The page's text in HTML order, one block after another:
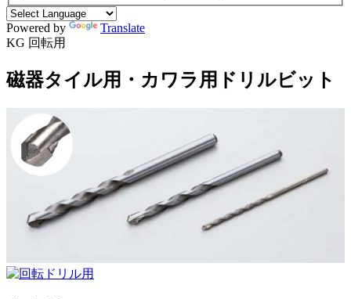
Powered by
Translate
KG 回転用
磁器タイル用・カワラ用ドリルビット